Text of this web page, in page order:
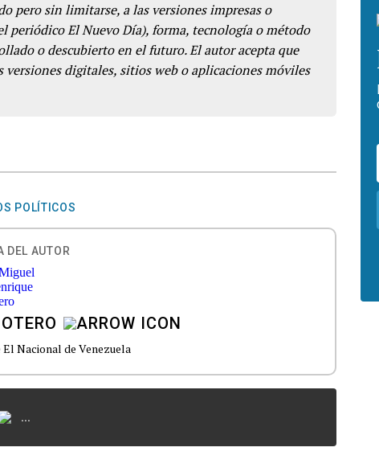
pero sin limitarse, a las versiones impresas o
El Nuevo Día), forma, tecnología o método
o descubierto en el futuro. El autor acepta que
versiones digitales, sitios web o aplicaciones móviles
POLÍTICOS
DEL AUTOR
Nacional de Venezuela
...